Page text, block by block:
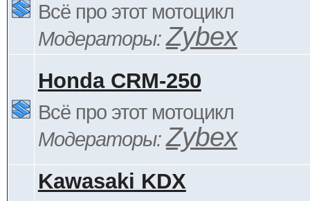
Всё про этот мотоцикл
Модераторы:Zybex
Honda CRM-250
Всё про этот мотоцикл
Модераторы:Zybex
Kawasaki KDX